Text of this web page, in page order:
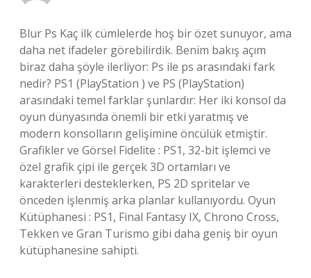
Blur Ps Kaç ilk cümlelerde hoş bir özet sunuyor, ama
daha net ifadeler görebilirdik. Benim bakış açım
biraz daha şöyle ilerliyor: Ps ile ps arasındaki fark
nedir? PS1 (PlayStation ) ve PS (PlayStation)
arasındaki temel farklar şunlardır: Her iki konsol da
oyun dünyasında önemli bir etki yaratmış ve
modern konsolların gelişimine öncülük etmiştir.
Grafikler ve Görsel Fidelite : PS1, 32-bit işlemci ve
özel grafik çipi ile gerçek 3D ortamları ve
karakterleri desteklerken, PS 2D spritelar ve
önceden işlenmiş arka planlar kullanıyordu. Oyun
Kütüphanesi : PS1, Final Fantasy IX, Chrono Cross,
Tekken ve Gran Turismo gibi daha geniş bir oyun
kütüphanesine sahipti.